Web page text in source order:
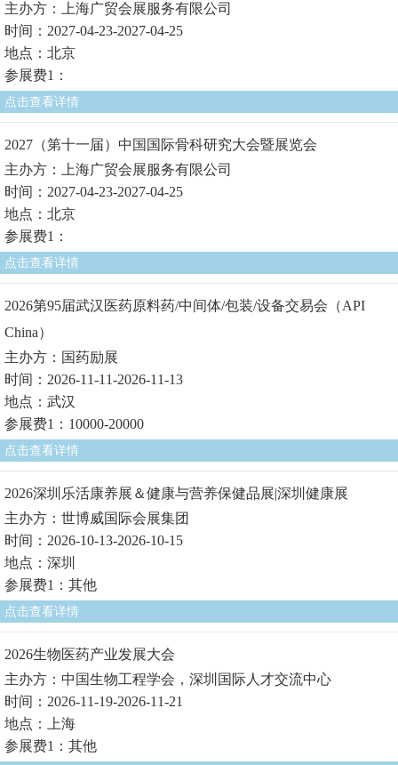
主办方：上海广贸会展服务有限公司
时间：2027-04-23-2027-04-25
地点：北京
参展费1：
点击查看详情
2027（第十一届）中国国际骨科研究大会暨展览会
主办方：上海广贸会展服务有限公司
时间：2027-04-23-2027-04-25
地点：北京
参展费1：
点击查看详情
2026第95届武汉医药原料药/中间体/包装/设备交易会（API
China）
主办方：国药励展
时间：2026-11-11-2026-11-13
地点：武汉
参展费1：10000-20000
点击查看详情
2026深圳乐活康养展＆健康与营养保健品展|深圳健康展
主办方：世博威国际会展集团
时间：2026-10-13-2026-10-15
地点：深圳
参展费1：其他
点击查看详情
2026生物医药产业发展大会
主办方：中国生物工程学会，深圳国际人才交流中心
时间：2026-11-19-2026-11-21
地点：上海
参展费1：其他